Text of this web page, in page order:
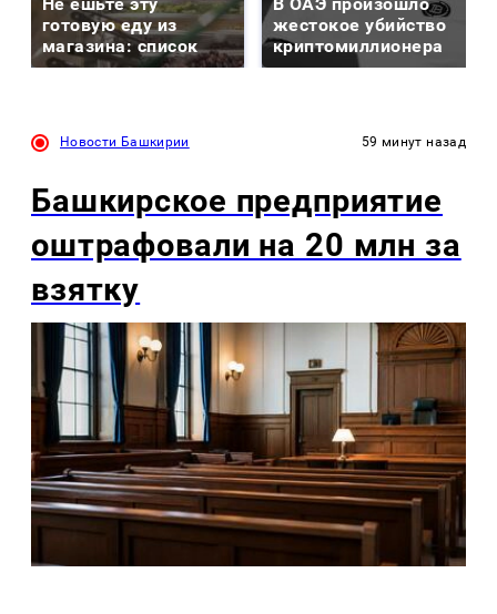
готовую еду из
магазина: список
жестокое убийство
криптомиллионера
Новости Башкирии 59 минут назад
Башкирское предприятие
оштрафовали на 20 млн за
взятку